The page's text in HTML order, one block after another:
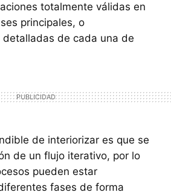
totalmente válidas en
principales, o
de cada una de
de interiorizar es que se
de un flujo iterativo, por lo
pueden estar
fases de forma